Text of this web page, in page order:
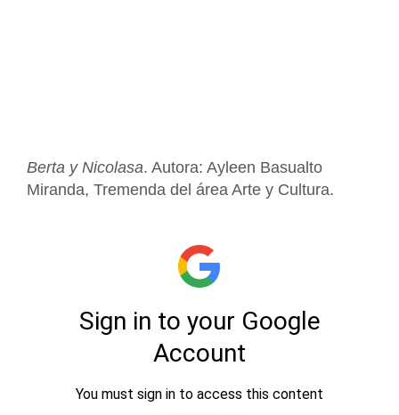
Berta y Nicolasa. Autora: Ayleen Basualto
Miranda, Tremenda del área Arte y Cultura.